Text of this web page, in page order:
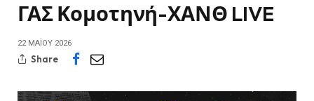
ΓΑΣ Κομοτηνή-ΧΑΝΘ LIVE
22 ΜΑΪ́ΟΥ 2026
Share